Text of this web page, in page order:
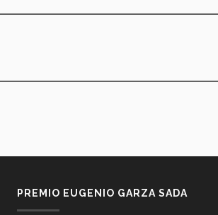
PREMIO EUGENIO GARZA SADA